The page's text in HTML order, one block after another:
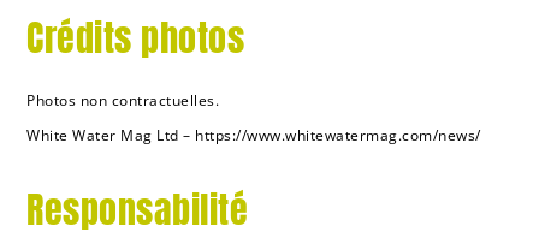
Crédits photos
Photos non contractuelles.
White Water Mag Ltd – https://www.whitewatermag.com/news/
Responsabilité